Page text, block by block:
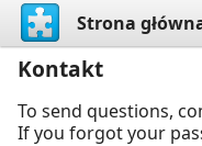
Strona
Kontakt
To send questions,
If you forgot your